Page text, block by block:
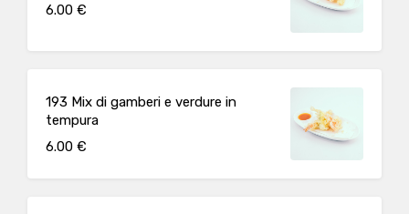
6.00 €
193 Mix di gamberi e verdure in
tempura
6.00 €